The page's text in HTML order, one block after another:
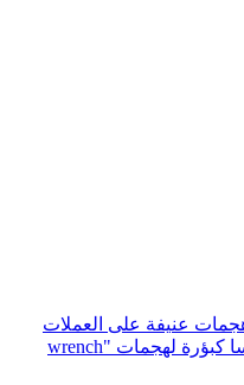
في هجمات عنيفة على العملات
المشفرة في عام 2026 مع بروز فرنسا كبؤرة لهجمات "wrench